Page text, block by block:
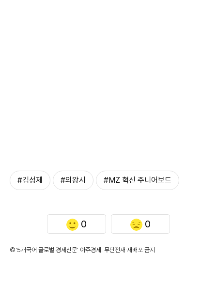
#김성제 #의왕시 #MZ 혁신 주니어보드
0 0
©'5개국어 글로벌 경제신문' 아주경제. 무단전재·재배포 금지